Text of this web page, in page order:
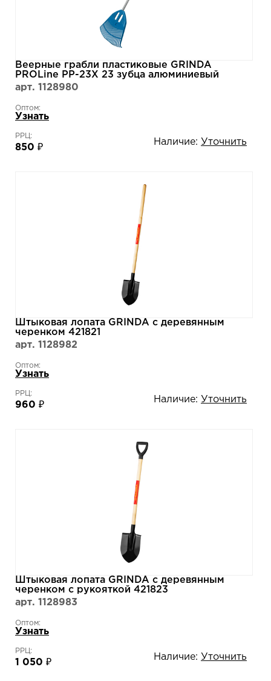
Веерные грабли пластиковые GRINDA
PROLine PP-23X 23 зубца алюминиевый
черенок 421811
арт. 1128980
Оптом:
Узнать
РРЦ:
850 ₽
Наличие: Уточнить
Штыковая лопата GRINDA с деревянным
черенком 421821
арт. 1128982
Оптом:
Узнать
РРЦ:
960 ₽
Наличие: Уточнить
Штыковая лопата GRINDA с деревянным
черенком с рукояткой 421823
арт. 1128983
Оптом:
Узнать
РРЦ:
1 050 ₽
Наличие: Уточнить